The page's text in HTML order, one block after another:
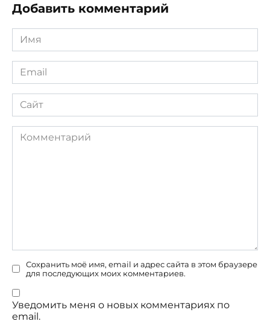
Добавить комментарий
Имя
Email
Сайт
Комментарий
Сохранить моё имя, email и адрес сайта в этом браузере
для последующих моих комментариев.
Уведомить меня о новых комментариях по
email.